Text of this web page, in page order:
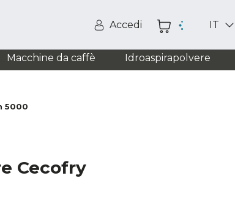
Accedi IT
Macchine da caffè Idroaspirapolvere
5000
Cecofry